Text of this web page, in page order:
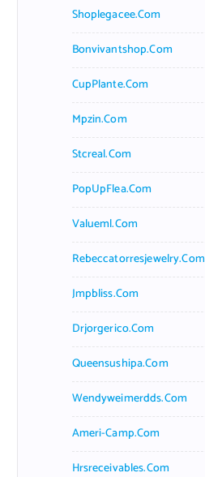
Shoplegacee.com
Bonvivantshop.com
CupPlante.com
Mpzin.com
Stcreal.com
PopUpFlea.com
Valueml.com
Rebeccatorresjewelry.com
Jmpbliss.com
Drjorgerico.com
Queensushipa.com
Wendyweimerdds.com
Ameri-Camp.com
Hrsreceivables.com